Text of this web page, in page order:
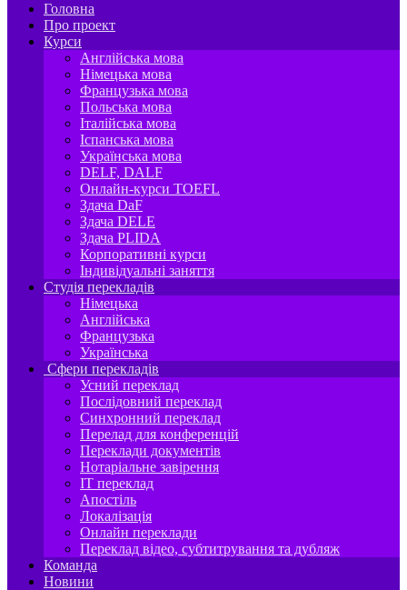
Головна
Про проект
Курси
Англійська мова
Німецька мова
Французька мова
Польська мова
Італійська мова
Іспанська мова
Українська мова
DELF, DALF
Онлайн-курси TOEFL
Здача DaF
Здача DELE
Здача PLIDA
Корпоративні курси
Індивідуальні заняття
Студія перекладів
Німецька
Англійська
Французька
Українська
Сфери перекладів
Усний переклад
Послідовний переклад
Синхронний переклад
Перелад для конференцій
Переклади документів
Нотаріальне завірення
IT переклад
Апостіль
Локалізація
Онлайн переклади
Переклад відео, субтитрування та дубляж
Команда
Новини